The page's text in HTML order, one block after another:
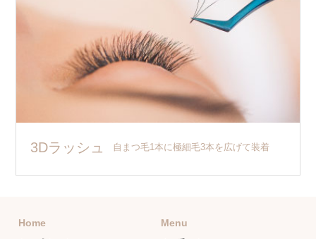
3Dラッシュ 自まつ毛1本に極細毛3本を広げて装着
Home Menu